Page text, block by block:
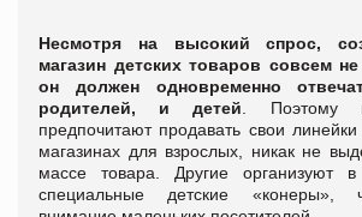
Несмотря на высокий спрос,
магазин детских товаров совсем
он должен одновременно
родителей, и детей . Поэтому
предпочитают продавать свои
магазинах для взрослых, никак не
массе товара. Другие организуют в
специальные детские «конеры»,